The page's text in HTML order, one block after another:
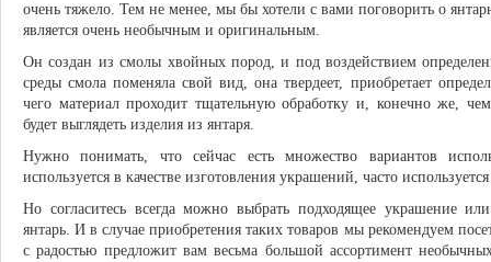
очень тяжело. Тем не менее, мы бы хотели с вами поговорить о
является очень необычным и оригинальным.
Он создан из смолы хвойных пород, и под воздействием
среды смола поменяла свой вид, она твердеет, приобретает
чего материал проходит тщательную обработку и, конечно же,
будет выглядеть изделия из янтаря.
Нужно понимать, что сейчас есть множество вариантов
используется в качестве изготовления украшений, часто
Но согласитесь всегда можно выбрать подходящее украшение
янтарь. И в случае приобретения таких товаров мы рекомендуем
с радостью предложит вам весьма большой ассортимент